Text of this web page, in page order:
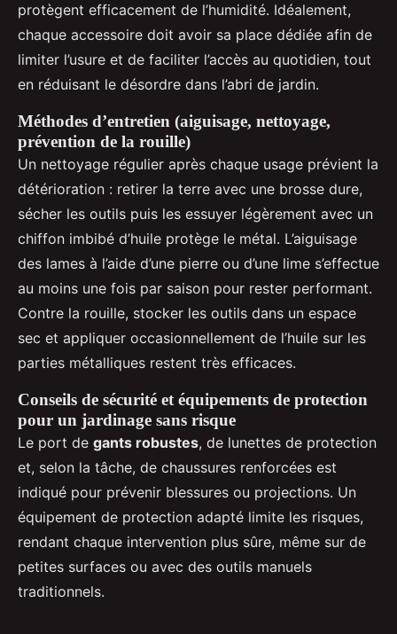
protègent efficacement de l’humidité. Idéalement,
chaque accessoire doit avoir sa place dédiée afin de
limiter l’usure et de faciliter l’accès au quotidien, tout
en réduisant le désordre dans l’abri de jardin.
Méthodes d’entretien (aiguisage, nettoyage,
prévention de la rouille)
Un nettoyage régulier après chaque usage prévient la
détérioration : retirer la terre avec une brosse dure,
sécher les outils puis les essuyer légèrement avec un
chiffon imbibé d’huile protège le métal. L’aiguisage
des lames à l’aide d’une pierre ou d’une lime s’effectue
au moins une fois par saison pour rester performant.
Contre la rouille, stocker les outils dans un espace
sec et appliquer occasionnellement de l’huile sur les
parties métalliques restent très efficaces.
Conseils de sécurité et équipements de protection
pour un jardinage sans risque
Le port de gants robustes, de lunettes de protection
et, selon la tâche, de chaussures renforcées est
indiqué pour prévenir blessures ou projections. Un
équipement de protection adapté limite les risques,
rendant chaque intervention plus sûre, même sur de
petites surfaces ou avec des outils manuels
traditionnels.